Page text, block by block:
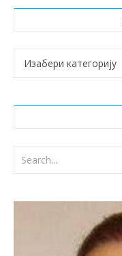
Категорије